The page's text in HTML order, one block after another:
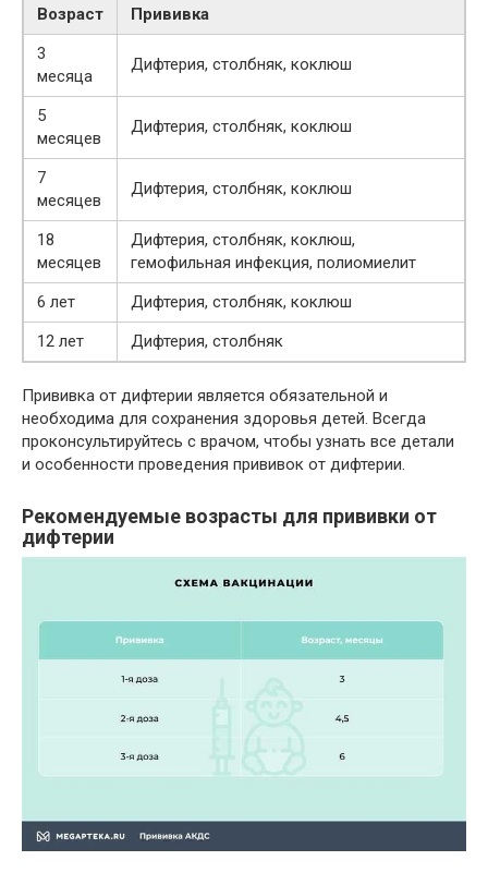
Возраст
Прививка
3
месяца
Дифтерия, столбняк, коклюш
5
месяцев
Дифтерия, столбняк, коклюш
7
месяцев
Дифтерия, столбняк, коклюш
18
месяцев
Дифтерия, столбняк, коклюш,
гемофильная инфекция, полиомиелит
6 лет
Дифтерия, столбняк, коклюш
12 лет
Дифтерия, столбняк
Прививка от дифтерии является обязательной и
необходима для сохранения здоровья детей. Всегда
проконсультируйтесь с врачом, чтобы узнать все детали
и особенности проведения прививок от дифтерии.
Рекомендуемые возрасты для прививки от
дифтерии